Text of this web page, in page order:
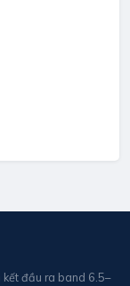
kết đầu ra band 6.5–